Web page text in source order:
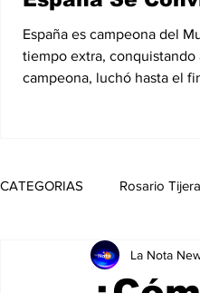
España es campeona del
tiempo extra, conquistando
campeona, luchó hasta el
CATEGORIAS Rosario
Trump Regresa a La Casa
La Nota